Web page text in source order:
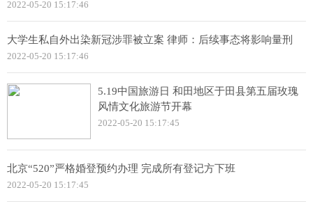
2022-05-20 15:17:46
大学生私自外出染新冠涉罪被立案 律师：后续事态将影响量刑
2022-05-20 15:17:46
5.19中国旅游日 和田地区于田县第五届玫瑰
风情文化旅游节开幕
2022-05-20 15:17:45
北京“520”严格婚登预约办理 完成所有登记方下班
2022-05-20 15:17:45